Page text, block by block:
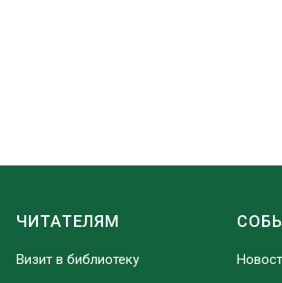
ЧИТАТЕЛЯМ
Визит в библиотеку